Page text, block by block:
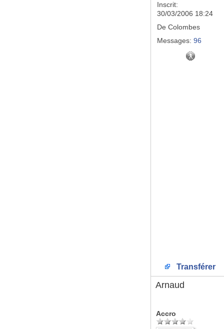
Inscrit:
30/03/2006 18:24
De Colombes
Messages: 96
Transférer
Arnaud
Accro